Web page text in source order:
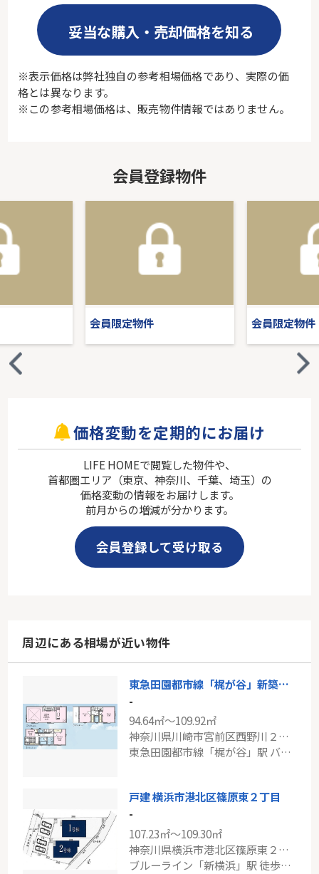
妥当な購入・売却価格を知る
※表示価格は弊社独自の参考相場価格であり、実際の価
格とは異なります。
※この参考相場価格は、販売物件情報ではありません。
会員登録物件
会員限定物件 会員限定物件
価格変動を定期的にお届け
LIFE HOMEで閲覧した物件や、
首都圏エリア（東京、神奈川、千葉、埼玉）の
価格変動の情報をお届けします。
前月からの増減が分かります。
会員登録して受け取る
周辺にある相場が近い物件
東急田園都市線「梶が谷」新築戸建て
-
94.64㎡～109.92㎡
神奈川県川崎市宮前区西野川２丁目
東急田園都市線「梶が谷」駅 バス8分 「山下」 停歩4分
戸建 横浜市港北区篠原東２丁目
-
107.23㎡～109.30㎡
神奈川県横浜市港北区篠原東２丁目
ブルーライン「新横浜」駅 徒歩12分